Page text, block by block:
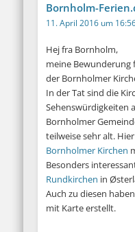
Bornholm-
11. April 2016 um
Hej fra Bornholm,
meine
der Bornholmer
In der Tat sind die
Sehenswürdigkeiten
Bornholmer
teilweise sehr alt.
Bornholmer Kirchen
Besonders
Rundkirchen in
Auch zu diesen
mit Karte erstellt.